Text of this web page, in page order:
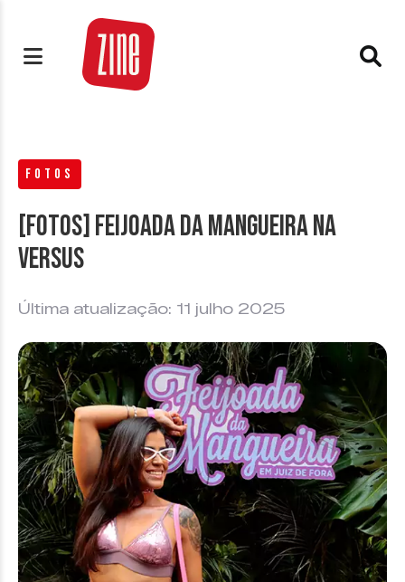
FOTOS
[FOTOS] Feijoada da Mangueira na
Versus
Última atualização: 11 julho 2025